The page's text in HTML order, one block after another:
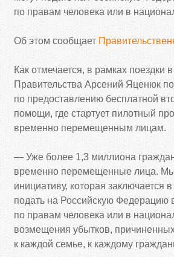
по правам человека или в
Об этом сообщает
Как отмечается, в рамках поездки в
Правительства Арсений Яценюк
по предоставлению бесплатной
помощи, где стартует пилотный
временно перемещенным лицам.
— Уже более 1,3 миллиона
временно перемещенные лица.
инициативу, которая заключается в
подать на Российскую Федерацию
по правам человека или в
возмещения убытков,
к каждой семье, к каждому